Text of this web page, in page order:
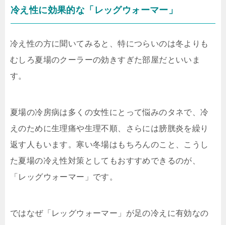
冷え性に効果的な「レッグウォーマー」
冷え性の方に聞いてみると、特につらいのは冬よりも
むしろ夏場のクーラーの効きすぎた部屋だといいま
す。
夏場の冷房病は多くの女性にとって悩みのタネで、冷
えのために生理痛や生理不順、さらには膀胱炎を繰り
返す人もいます。寒い冬場はもちろんのこと、こうし
た夏場の冷え性対策としてもおすすめできるのが、
「レッグウォーマー」です。
ではなぜ「レッグウォーマー」が足の冷えに有効なの